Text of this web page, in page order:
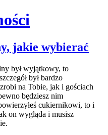
jakie wybierać
był wyjątkowy, to
był bardzo
na Tobie, jak i gościach
będziesz nim
cukiernikowi, to i
on wygląda i musisz